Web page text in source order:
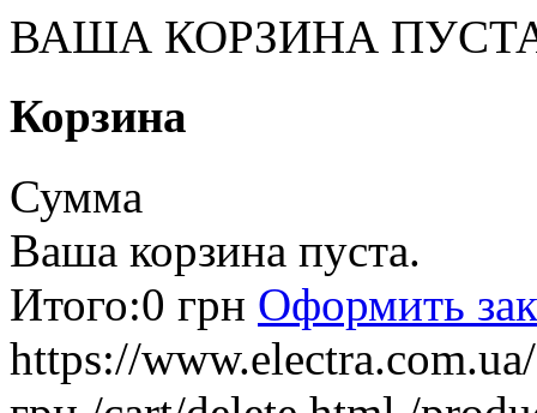
ВАША КОРЗИНА
Корзина
Сумма
Ваша корзина пуста.
Итого:0 грн Оформить
https://